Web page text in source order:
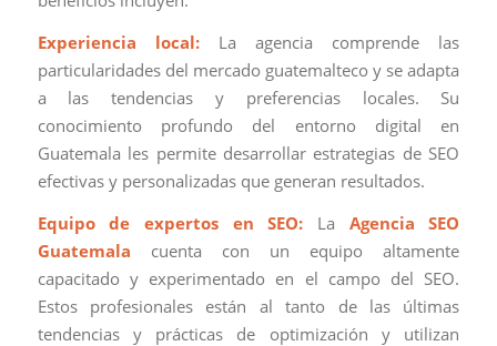
Experiencia local:La agencia comprende las
particularidades del mercado guatemalteco y se adapta
a las tendencias y preferencias locales. Su
conocimiento profundo del entorno digital en
Guatemala les permite desarrollar estrategias de SEO
efectivas y personalizadas que generan resultados.
Equipo de expertos en SEO: La Agencia SEO
Guatemala cuenta con un equipo altamente
capacitado y experimentado en el campo del SEO.
Estos profesionales están al tanto de las últimas
tendencias y prácticas de optimización y utilizan